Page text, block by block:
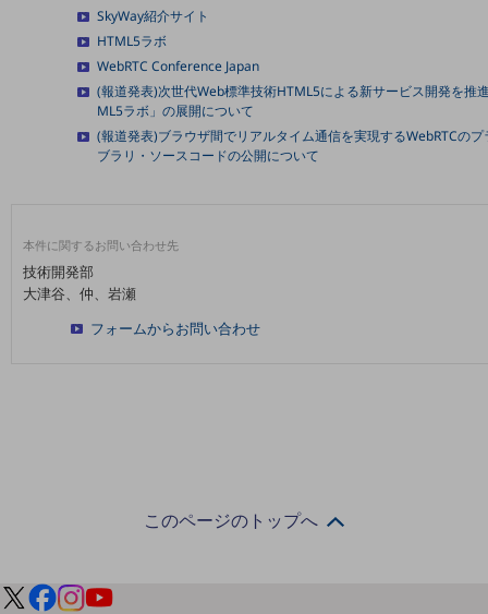
データ通信製品
ドコモケータイ
5G対応ホームルーター
通信モジュール製品
IOT完了済みメーカーブランド製品
料金
料金TOP
ドコモBiz データ無制限 ドコモ MAX ドコモ mini ドコモBiz かけ放題
SkyWay紹介サイト
HTML5ラボ
WebRTC Conference Japan
(報道発表)次世代Web標準技術HTML5による新サービス開発を推
ML5ラボ」の展開について
(報道発表)ブラウザ間でリアルタイム通信を実現するWebRTCの
ブラリ・ソースコードの公開について
本件に関するお問い合わせ先
技術開発部
大津谷、仲、岩瀬
フォームからお問い合わせ
このページのトップへ